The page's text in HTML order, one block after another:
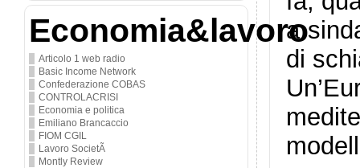
Economia&lavoro
Articolo 1 web radio
Basic Income Network
Confederazione COBAS
CONTROLACRISI
Economia e politica
Emiliano Brancaccio
FIOM CGIL
Lavoro SocietÃ
Montly Review
a
di